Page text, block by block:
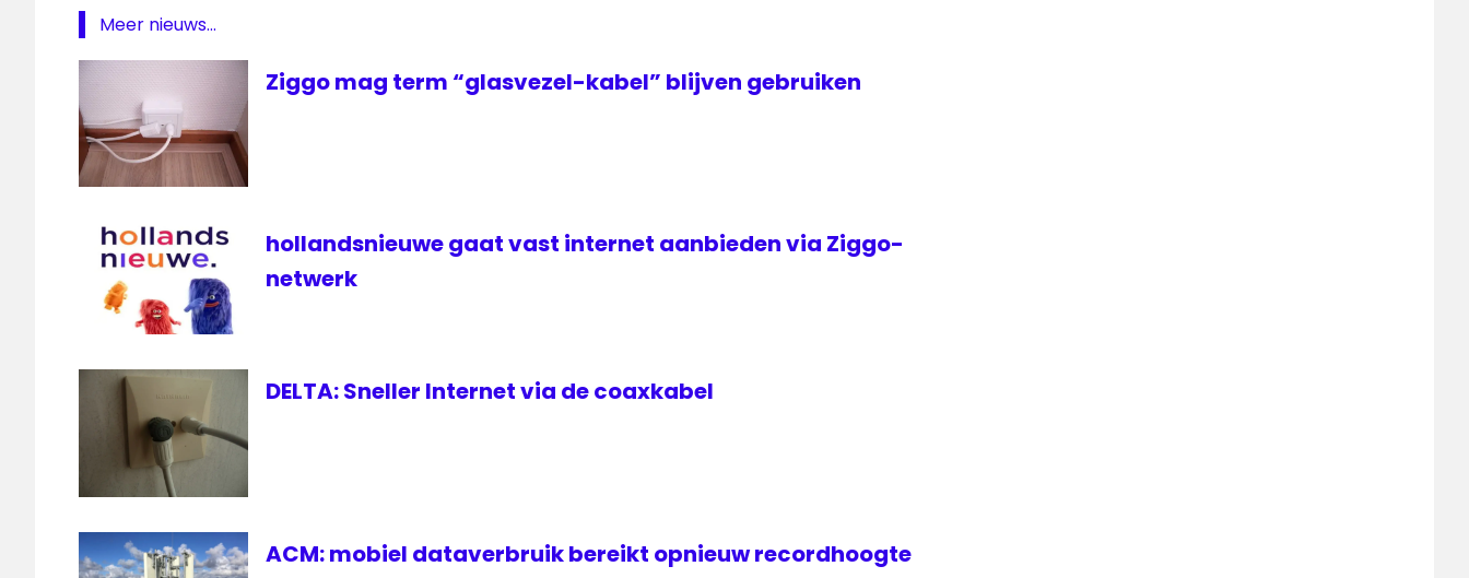
T-Meer nieuws...
Ziggo mag term “glasvezel-kabel” blijven gebruiken
hollandsnieuwe gaat vast internet aanbieden via Ziggo-
netwerk
DELTA: Sneller Internet via de coaxkabel
ACM: mobiel dataverbruik bereikt opnieuw recordhoogte